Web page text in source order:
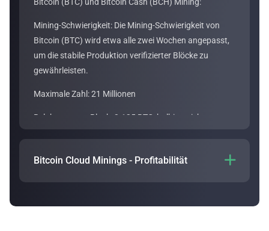
Mining-Schwierigkeit: Die Mining-Schwierigkeit von
Bitcoin (BTC) wird etwa alle zwei Wochen angepasst,
um die stabile Produktion verifizierter Blöcke zu
gewährleisten.
Maximale Zahl: 21 Millionen
Belohnung pro Block: 3.125 BTC, halbiert sich
ungefähr alle vier Jahre
Mining-Algorithmus: SHA-256
Bitcoin Cloud Minings - Profitabilität 